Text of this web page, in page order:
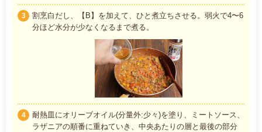
3
割烹白だし、【B】を加えて、ひと煮立ちさせる。弱火で4〜6
分ほど水分が少なくなるまで煮る。
4
耐熱皿にオリーブオイル(分量外:少々)を塗り、ミートソース、
ラザニアの順番に重ねていき、中央あたりの層と最後の部分